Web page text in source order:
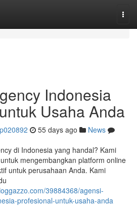
Indonesia
Usaha Anda
55 days ago
News
di Indonesia yang handal? Kami
mengembangkan platform online
untuk perusahaan Anda. Kami
39884368/agensi-
profesional-untuk-usaha-anda